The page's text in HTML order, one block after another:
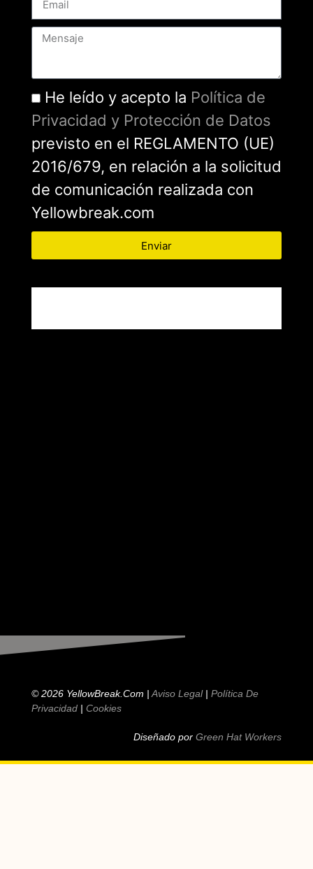
He leído y acepto la Política de
Privacidad y Protección de Datos
previsto en el REGLAMENTO (UE)
2016/679, en relación a la solicitud
de comunicación realizada con
Yellowbreak.com
Enviar
© 2026 YellowBreak.com |Aviso Legal| Política De
Privacidad| Cookies
Diseñado porGreen Hat Workers